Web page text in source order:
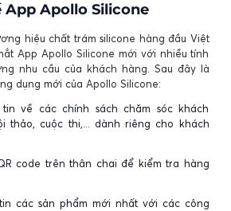
App Apollo Silicone
hiệu chất trám silicone hàng đầu Việt
App Apollo Silicone mới với nhiều tính
nhu cầu của khách hàng. Sau đây là
dụng mới của Apollo Silicone:
về các chính sách chăm sóc khách
thảo, cuộc thi,... dành riêng cho khách
code trên thân chai để kiểm tra hàng
các sản phẩm mới nhất với các công